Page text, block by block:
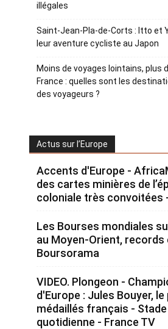
illégales
Saint-Jean-Pla-de-Corts : Itto et
leur aventure cycliste au Japon
Moins de voyages lointains, plus
France : quelles sont les
des voyageurs ?
Actus sur l’Europe
Accents d'Europe -
des cartes minières de
coloniale très convoitées
Les Bourses mondiales
au Moyen-Orient, records
Boursorama
VIDEO. Plongeon -
d'Europe : Jules Bouyer,
médaillés français - Stade
quotidienne - France TV